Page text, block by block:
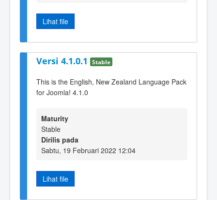
Lihat file
Versi 4.1.0.1 Stable
This is the English, New Zealand Language Pack
for Joomla! 4.1.0
Maturity
Stable
Dirilis pada
Sabtu, 19 Februari 2022 12:04
Lihat file